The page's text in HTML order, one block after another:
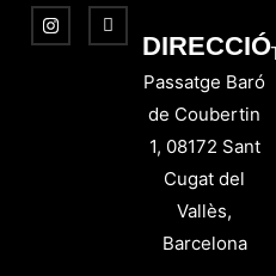
DIRECCIÓ
Passatge Baró
de Coubertin
1, 08172 Sant
Cugat del
Vallès,
Barcelona